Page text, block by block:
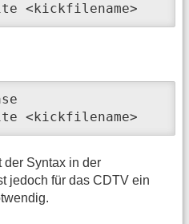
<kickfilename>
<kickfilename>
der Syntax in der
jedoch für das CDTV ein